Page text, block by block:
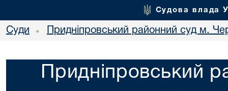
Судова влада
Суди • Придніпровський районний суд м.
Придніпровський